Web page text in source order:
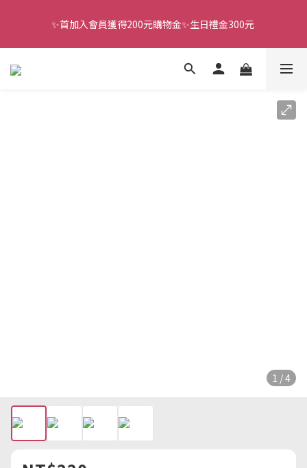
全館滿千免運
✨首加入會員獲得200元購物金✨生日禮金300元
1 / 4